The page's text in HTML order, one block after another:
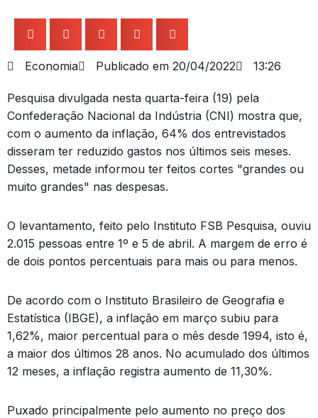
Economia Publicado em 20/04/2022 13:26
Pesquisa divulgada nesta quarta-feira (19) pela
Confederação Nacional da Indústria (CNI) mostra que,
com o aumento da inflação, 64% dos entrevistados
disseram ter reduzido gastos nos últimos seis meses.
Desses, metade informou ter feitos cortes "grandes ou
muito grandes" nas despesas.
O levantamento, feito pelo Instituto FSB Pesquisa, ouviu
2.015 pessoas entre 1º e 5 de abril. A margem de erro é
de dois pontos percentuais para mais ou para menos.
De acordo com o Instituto Brasileiro de Geografia e
Estatística (IBGE), a inflação em março subiu para
1,62%, maior percentual para o mês desde 1994, isto é,
a maior dos últimos 28 anos. No acumulado dos últimos
12 meses, a inflação registra aumento de 11,30%.
Puxado principalmente pelo aumento no preço dos